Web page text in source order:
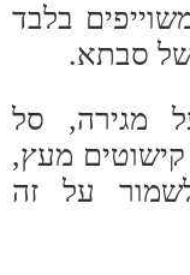
בלבד
של סבתא.
מגירה, סל
מעץ,
על זה